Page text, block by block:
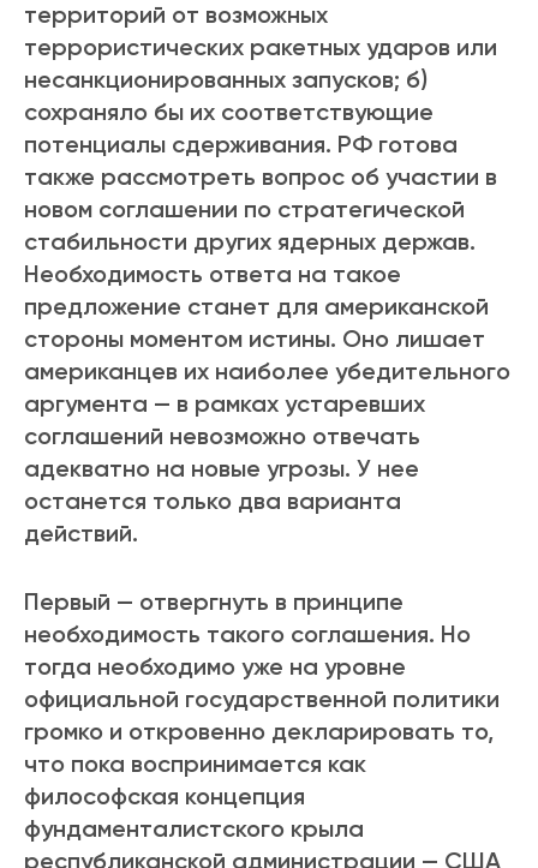
территорий от возможных
террористических ракетных ударов или
несанкционированных запусков; б)
сохраняло бы их соответствующие
потенциалы сдерживания. РФ готова
также рассмотреть вопрос об участии в
новом соглашении по стратегической
стабильности других ядерных держав.
Необходимость ответа на такое
предложение станет для американской
стороны моментом истины. Оно лишает
американцев их наиболее убедительного
аргумента — в рамках устаревших
соглашений невозможно отвечать
адекватно на новые угрозы. У нее
останется только два варианта
действий.
Первый — отвергнуть в принципе
необходимость такого соглашения. Но
тогда необходимо уже на уровне
официальной государственной политики
громко и откровенно декларировать то,
что пока воспринимается как
философская концепция
фундаменталистского крыла
республиканской администрации — США